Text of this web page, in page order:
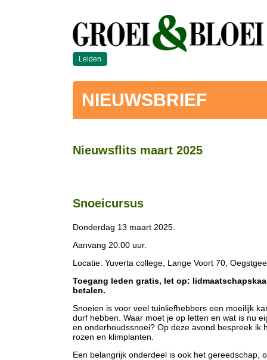
Leiden
NIEUWSBRIEF
Nieuwsflits maart 2025
Snoeicursus
Donderdag 13 maart 2025.
Aanvang 20.00 uur.
Locatie: Yuverta college, Lange Voort 70,
Toegang leden gratis, let op:
betalen.
Snoeien is voor veel tuinliefhebbers een moeilijk
durf hebben. Waar moet je op letten en wat is nu
en onderhoudssnoei? Op deze avond bespreek ik
rozen en klimplanten.
Een belangrijk onderdeel is ook het gereedschap,